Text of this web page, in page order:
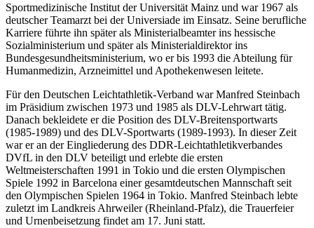
Sportmedizinische Institut der Universität Mainz und war 1967 als
deutscher Teamarzt bei der Universiade im Einsatz. Seine berufliche
Karriere führte ihn später als Ministerialbeamter ins hessische
Sozialministerium und später als Ministerialdirektor ins
Bundesgesundheitsministerium, wo er bis 1993 die Abteilung für
Humanmedizin, Arzneimittel und Apothekenwesen leitete.
Für den Deutschen Leichtathletik-Verband war Manfred Steinbach
im Präsidium zwischen 1973 und 1985 als DLV-Lehrwart tätig.
Danach bekleidete er die Position des DLV-Breitensportwarts
(1985-1989) und des DLV-Sportwarts (1989-1993). In dieser Zeit
war er an der Eingliederung des DDR-Leichtathletikverbandes
DVfL in den DLV beteiligt und erlebte die ersten
Weltmeisterschaften 1991 in Tokio und die ersten Olympischen
Spiele 1992 in Barcelona einer gesamtdeutschen Mannschaft seit
den Olympischen Spielen 1964 in Tokio. Manfred Steinbach lebte
zuletzt im Landkreis Ahrweiler (Rheinland-Pfalz), die Trauerfeier
und Urnenbeisetzung findet am 17. Juni statt.